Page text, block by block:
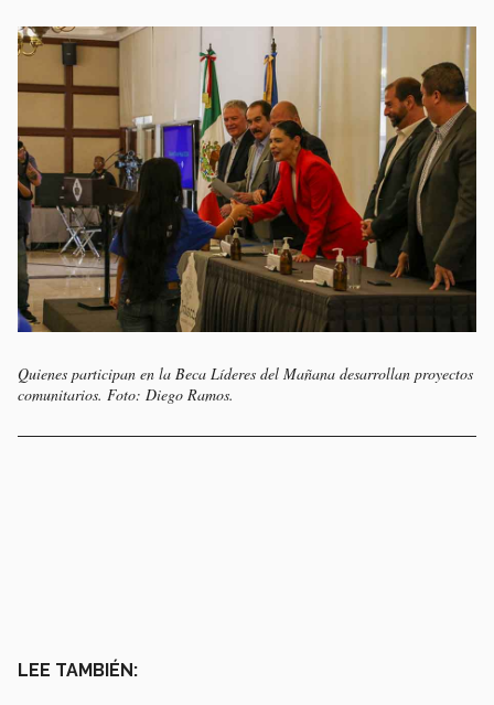
Quienes participan en la Beca Líderes del Mañana desarrollan proyectos
comunitarios. Foto: Diego Ramos.
LEE TAMBIÉN: